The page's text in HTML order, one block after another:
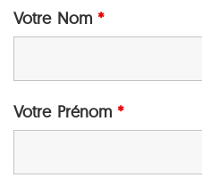
Votre Nom *
Votre Prénom *